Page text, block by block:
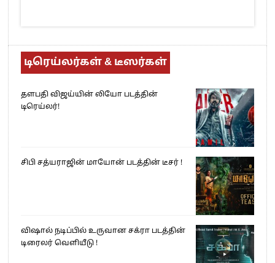
டிரெய்லர்கள் & டீஸர்கள்
தளபதி விஜய்யின் லியோ படத்தின்
டிரெய்லர்!
சிபி சத்யராஜின் மாயோன் படத்தின் டீசர் !
விஷால் நடிப்பில் உருவான சக்ரா படத்தின்
டிரைலர் வெளியீடு !